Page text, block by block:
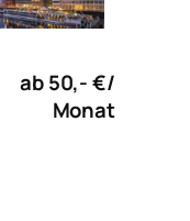
ab 50,- €/
Monat